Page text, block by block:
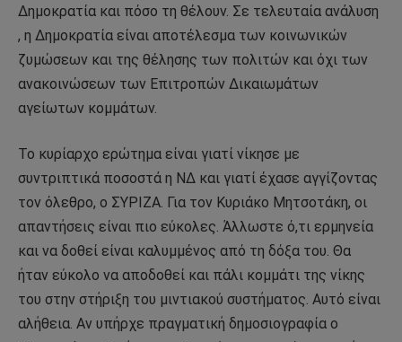
Δημοκρατία και πόσο τη θέλουν. Σε τελευταία ανάλυση
, η Δημοκρατία είναι αποτέλεσμα των κοινωνικών
ζυμώσεων και της θέλησης των πολιτών και όχι των
ανακοινώσεων των Επιτροπών Δικαιωμάτων
αγείωτων κομμάτων.
Το κυρίαρχο ερώτημα είναι γιατί νίκησε με
συντριπτικά ποσοστά η ΝΔ και γιατί έχασε αγγίζοντας
τον όλεθρο, ο ΣΥΡΙΖΑ. Για τον Κυριάκο Μητσοτάκη, οι
απαντήσεις είναι πιο εύκολες. Άλλωστε ό,τι ερμηνεία
και να δοθεί είναι καλυμμένος από τη δόξα του. Θα
ήταν εύκολο να αποδοθεί και πάλι κομμάτι της νίκης
του στην στήριξη του μιντιακού συστήματος. Αυτό είναι
αλήθεια. Αν υπήρχε πραγματική δημοσιογραφία ο